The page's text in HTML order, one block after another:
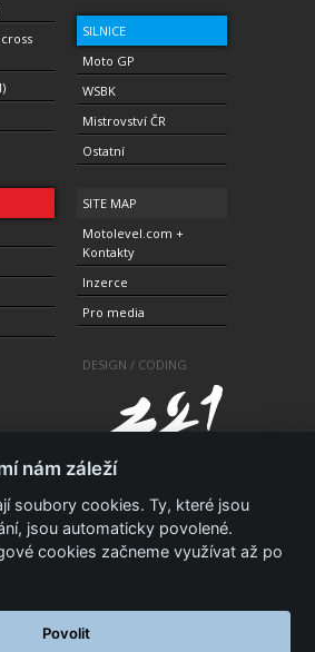
SILNICE
Moto GP
WSBK
Mistrovství ČR
Ostatní
SITE MAP
Motolevel.com +
Kontakty
Inzerce
Pro media
DESIGN / CODING
Motolevel. Všechna práva
nám záleží
soubory cookies. Ty, které jsou
jsou automaticky povolené.
cookies začneme využívat až po
Povolit